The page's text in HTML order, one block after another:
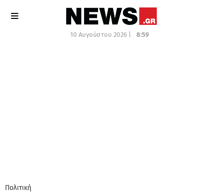
10 Αυγούστου 2026 | 8:59
Πολιτική